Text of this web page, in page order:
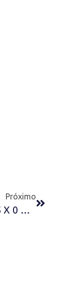
Próximo
Brasileiro De Seleções Sub-20 De 1978 / Rio De Janeiro 5 X 0 Brasília